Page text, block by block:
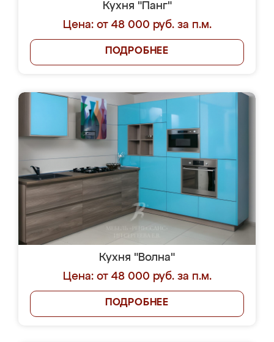
Кухня "Панг"
Цена: от 48 000 руб. за п.м.
ПОДРОБНЕЕ
Кухня "Волна"
Цена: от 48 000 руб. за п.м.
ПОДРОБНЕЕ